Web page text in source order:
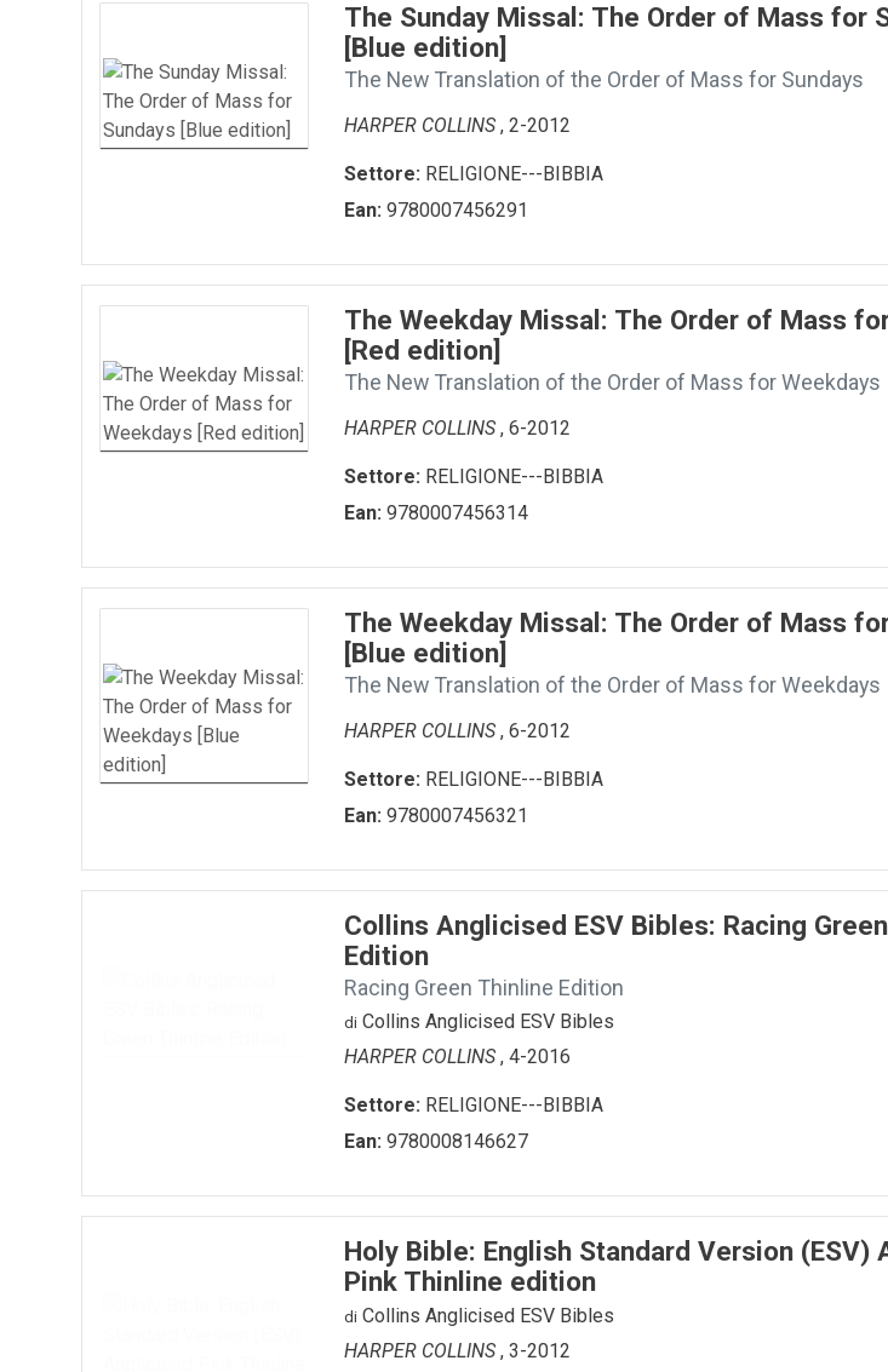
The Sunday Missal: The Order of Mass for
[Blue edition]
The New Translation of the Order of Mass for Sundays
HARPER COLLINS, 2-2012
Settore: RELIGIONE---BIBBIA
Ean: 9780007456291
The Weekday Missal: The Order of Mass
[Red edition]
The New Translation of the Order of Mass for Weekdays
HARPER COLLINS, 6-2012
Settore: RELIGIONE---BIBBIA
Ean: 9780007456314
The Weekday Missal: The Order of Mass
[Blue edition]
The New Translation of the Order of Mass for Weekdays
HARPER COLLINS, 6-2012
Settore: RELIGIONE---BIBBIA
Ean: 9780007456321
Collins Anglicised ESV Bibles: Racing
Edition
Racing Green Thinline Edition
di Collins Anglicised ESV Bibles
HARPER COLLINS, 4-2016
Settore: RELIGIONE---BIBBIA
Ean: 9780008146627
Holy Bible: English Standard Version (ESV)
Pink Thinline edition
di Collins Anglicised ESV Bibles
HARPER COLLINS, 3-2012